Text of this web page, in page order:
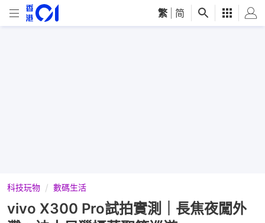
繁 简
科技玩物 數碼生活
vivo X300 Pro試拍實測｜長焦夜闖外